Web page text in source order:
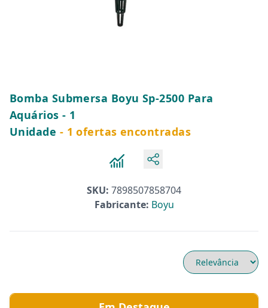
Bomba Submersa Boyu Sp-2500 Para
Aquários - 1
Unidade - 1 ofertas encontradas
SKU: 7898507858704
Fabricante: Boyu